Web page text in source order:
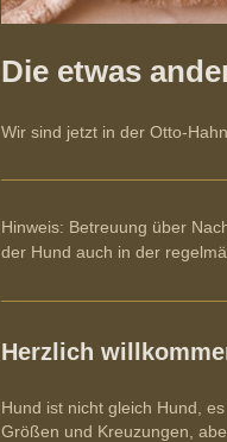
Die etwas
Wir sind jetzt in der Otto-
Hinweis: Betreuung über
der Hund auch in der
Herzlich
Hund ist nicht gleich Hund,
Größen und Kreuzungen,